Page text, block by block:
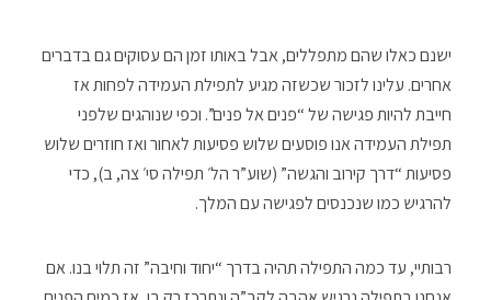
ישנם כאלו שהם מתפללים, אבל באותו זמן הם עסוקים גם בדברים
אחרים. עלינו לזכור שכשזה מגיע לתפילת העמידה לפחות אז
חייבת להיות פגישה של “פנים אל פנים”. וכפי שנוהגים שלפני
תפילת העמידה אנו פוסעים שלוש פסיעות לאחור ואז חוזרים שלוש
פסיעות “דרך קירוב והגשה” (שוע”ר הל׳ תפילה סי׳ צה, ב), כדי
להרגיש כמו שנכנסים לפגישה עם המלך.
רבותיי, עד כמה התפילה תהיה בדרך “יחוד וחיבה” זה תלוי בנו. אם